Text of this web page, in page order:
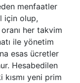
menfaatler
için olup,
her takvim
ile yönetim
esas ücretler
Hesabedilen
kısmı yeni prim